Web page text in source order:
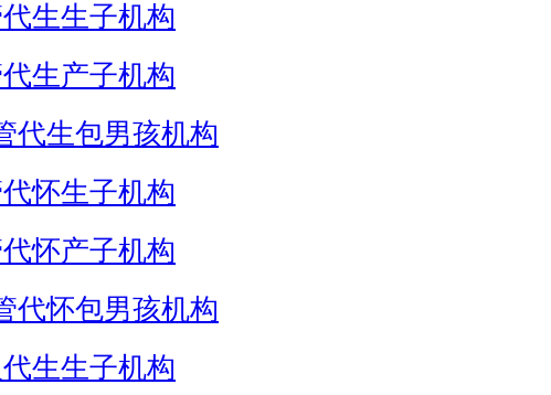
生生子机构
生产子机构
代生包男孩机构
怀生子机构
怀产子机构
代怀包男孩机构
生生子机构